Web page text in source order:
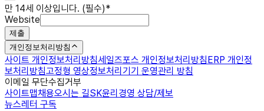
만 14세 이상입니다. (필수)*
Website
제출
개인정보처리방침
사이트 개인정보처리방침세일즈포스 개인정보처리방침 ERP 개인정
보처리방침고정형 영상정보처리기기 운영관리 방침
이메일 무단수집거부
사이트맵채용오시는 길SK윤리경영 상담/제보
뉴스레터 구독